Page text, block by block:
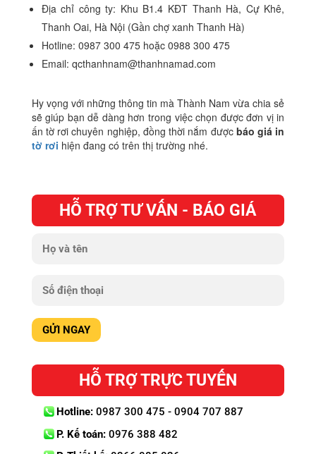
Địa chỉ công ty: Khu B1.4 KĐT Thanh Hà, Cự Khê,
Thanh Oai, Hà Nội (Gần chợ xanh Thanh Hà)
Hotline: 0987 300 475 hoặc 0988 300 475
Email: qcthanhnam@thanhnamad.com
Hy vọng với những thông tin mà Thành Nam vừa chia sẻ
sẽ giúp bạn dễ dàng hơn trong việc chọn được đơn vị in
ấn tờ rơi chuyên nghiệp, đồng thời nắm được báo giá in
tờ rơi hiện đang có trên thị trường nhé.
HỖ TRỢ TƯ VẤN - BÁO GIÁ
HỖ TRỢ TRỰC TUYẾN
Hotline:0987 300 475 - 0904 707 887
P. Kế toán:0976 388 482